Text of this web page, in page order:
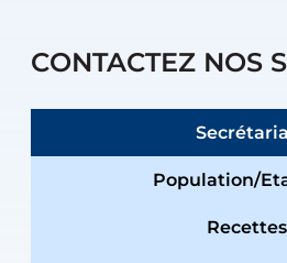
CONTACTEZ NOS
Population/
Recettes